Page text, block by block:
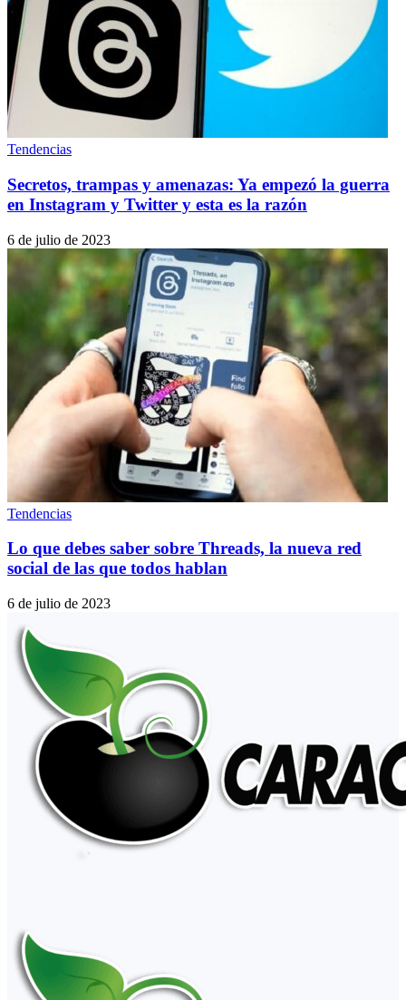
Tendencias
Secretos, trampas y amenazas: Ya empezó la guerra
en Instagram y Twitter y esta es la razón
6 de julio de 2023
Tendencias
Lo que debes saber sobre Threads, la nueva red
social de las que todos hablan
6 de julio de 2023